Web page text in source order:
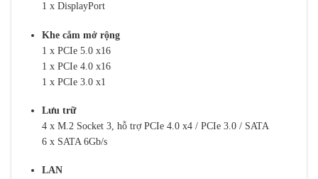
1 x DisplayPort
Khe cắm mở rộng
1 x PCIe 5.0 x16
1 x PCIe 4.0 x16
1 x PCIe 3.0 x1
Lưu trữ
4 x M.2 Socket 3, hỗ trợ PCIe 4.0 x4 / PCIe 3.0 / SATA
6 x SATA 6Gb/s
LAN